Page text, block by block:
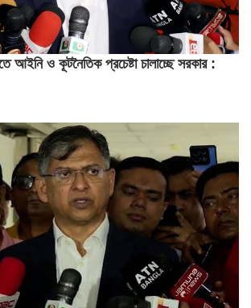
আইনি ও কূটনৈতিক প্রচেষ্টা চালাচ্ছে সরকার :